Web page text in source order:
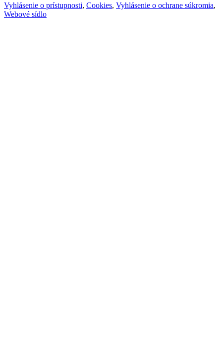
Vyhlásenie o prístupnosti, Cookies, Vyhlásenie o ochrane súkromia,
Webové sídlo